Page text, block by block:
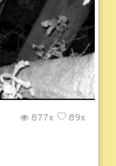
89x
877x